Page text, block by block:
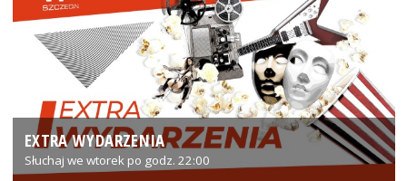
EXTRA WYDARZENIA
Słuchaj we wtorek po godz. 22:00